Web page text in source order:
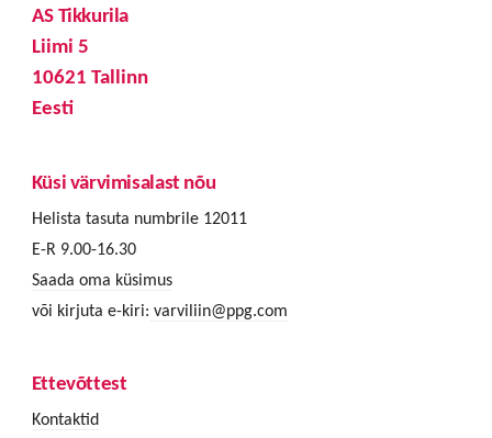
AS Tikkurila
Liimi 5
10621 Tallinn
Eesti
Küsi värvimisalast nõu
Helista tasuta numbrile 12011
E-R 9.00-16.30
Saada oma küsimus
või kirjuta e-kiri: varviliin@ppg.com
Ettevõttest
Kontaktid